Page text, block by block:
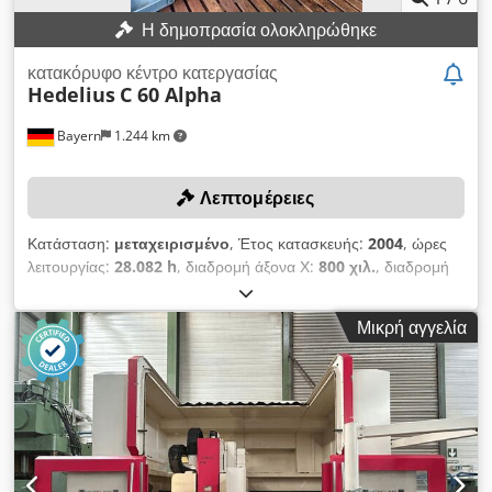
Η δημοπρασία ολοκληρώθηκε
Bayern 1.244 km
κατακόρυφο κέντρο κατεργασίας
Hedelius C 60 Alpha
Λεπτομέρειες
Κατάσταση: μεταχειρισμένο, Έτος κατασκευής: 2004, ώρες
λειτουργίας: 28.082 h, διαδρομή άξονα Χ: 800 χιλ., διαδρομή
, διαδρομή άξονα Z:
ελεγκτή:Siemens 840 D, μέγιστη ταχύτητα ατράκτου:13.000
στρ./λ., Το σύστημα ελέγχου (PCU 50) αντικαταστάθηκε τον
Μάρτιο του 2024! Ο άξονας της μηχανής αντικαταστάθηκε στις
περίπου 5.500 ώρες λειτουργίας! ΤΕΧΝΙΚΕΣ ΛΕΠΤΟΜΕΡΕΙΕΣ
Διαδρομή άξονα X: 800 mm Διαδρομή άξονα Y: 620 mm
Διαδρομή άξονα Z: 520 mm Chedpfxezka Aks Agmsa
Ταχύτητα περιστροφής άξονα: 13.000 στροφές/λεπτό Αριθμός
θέσεων στην αποθήκη εργαλείων: 30 ΛΕΠΤΟΜΕΡΕΙΕΣ
Μικρή αγγελία